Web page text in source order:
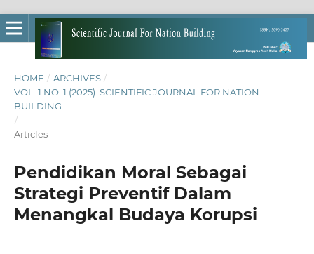
HOME / ARCHIVES /
VOL. 1 NO. 1 (2025): SCIENTIFIC JOURNAL FOR NATION
BUILDING
/
Articles
Pendidikan Moral Sebagai
Strategi Preventif Dalam
Menangkal Budaya Korupsi